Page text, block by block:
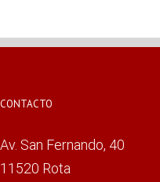
CONTACTO
Av. San Fernando, 40
11520 Rota